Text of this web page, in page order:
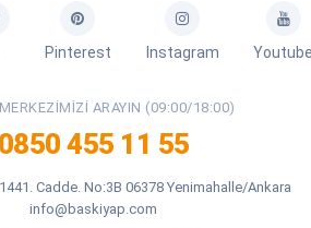
Pinterest Instagram
ARAYIN (09:00/18:00)
0850 455 11 55
Cadde. No:3B 06378 Yenimahalle/Ankara
info@baskiyap.com